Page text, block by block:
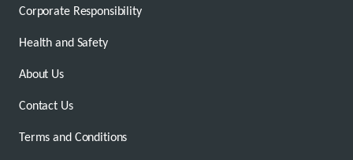
Corporate Responsibility
Health and Safety
About Us
Contact Us
Terms and Conditions